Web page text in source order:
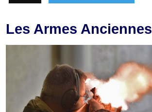
Les Armes Anciennes